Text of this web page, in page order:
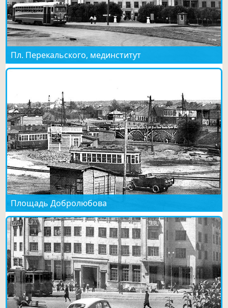
Пл. Перекальского, мединститут
Площадь Добролюбова